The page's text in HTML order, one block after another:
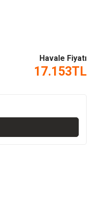
Havale Fiyatı
17.153TL